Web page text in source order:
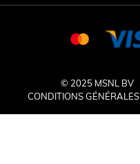
© 2025 MSNL BV
CONDITIONS GÉNÉRALES